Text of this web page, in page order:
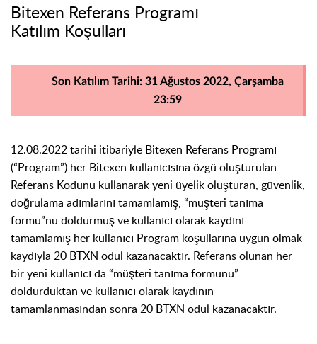
Bitexen Referans Programı
Katılım Koşulları
Son Katılım Tarihi: 31 Ağustos 2022, Çarşamba
23:59
12.08.2022 tarihi itibariyle Bitexen Referans Programı
(“Program”) her Bitexen kullanıcısına özgü oluşturulan
Referans Kodunu kullanarak yeni üyelik oluşturan, güvenlik,
doğrulama adımlarını tamamlamış, “müşteri tanıma
formu”nu doldurmuş ve kullanıcı olarak kaydını
tamamlamış her kullanıcı Program koşullarına uygun olmak
kaydıyla 20 BTXN ödül kazanacaktır. Referans olunan her
bir yeni kullanıcı da “müşteri tanıma formunu”
doldurduktan ve kullanıcı olarak kaydının
tamamlanmasından sonra 20 BTXN ödül kazanacaktır.